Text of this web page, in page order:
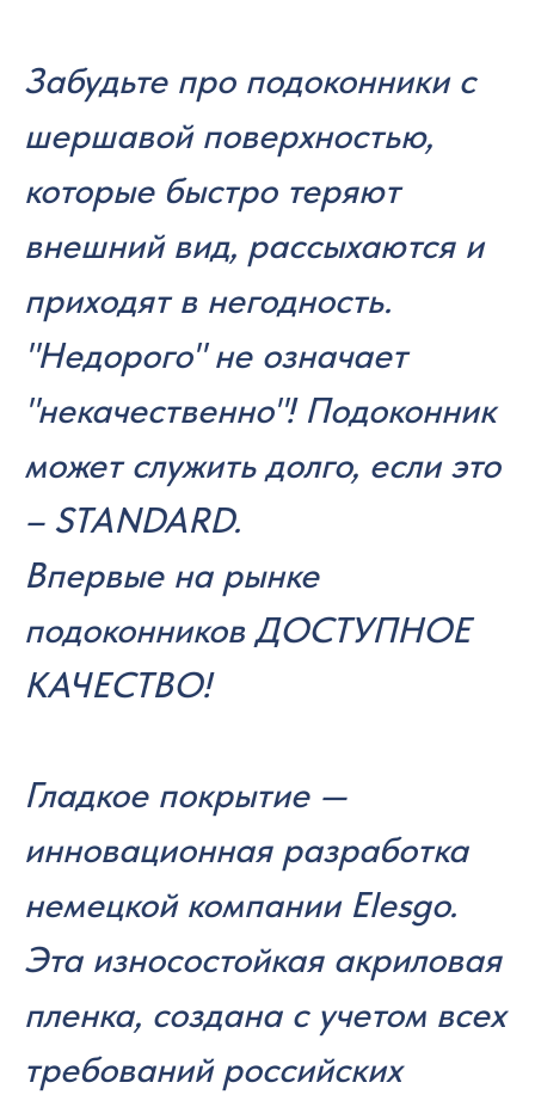
Забудьте про подоконники с
шершавой поверхностью,
которые быстро теряют
внешний вид, рассыхаются и
приходят в негодность.
"Недорого" не означает
"некачественно"! Подоконник
может служить долго, если это
– STANDARD.
Впервые на рынке
подоконников ДОСТУПНОЕ
КАЧЕСТВО!
Гладкое покрытие —
инновационная разработка
немецкой компании Elesgo.
Эта износостойкая акриловая
пленка, создана с учетом всех
требований российских